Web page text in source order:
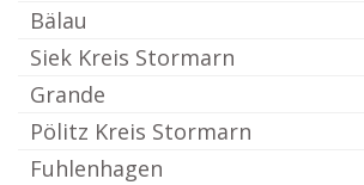
Bälau
Siek Kreis Stormarn
Grande
Pölitz Kreis Stormarn
Fuhlenhagen